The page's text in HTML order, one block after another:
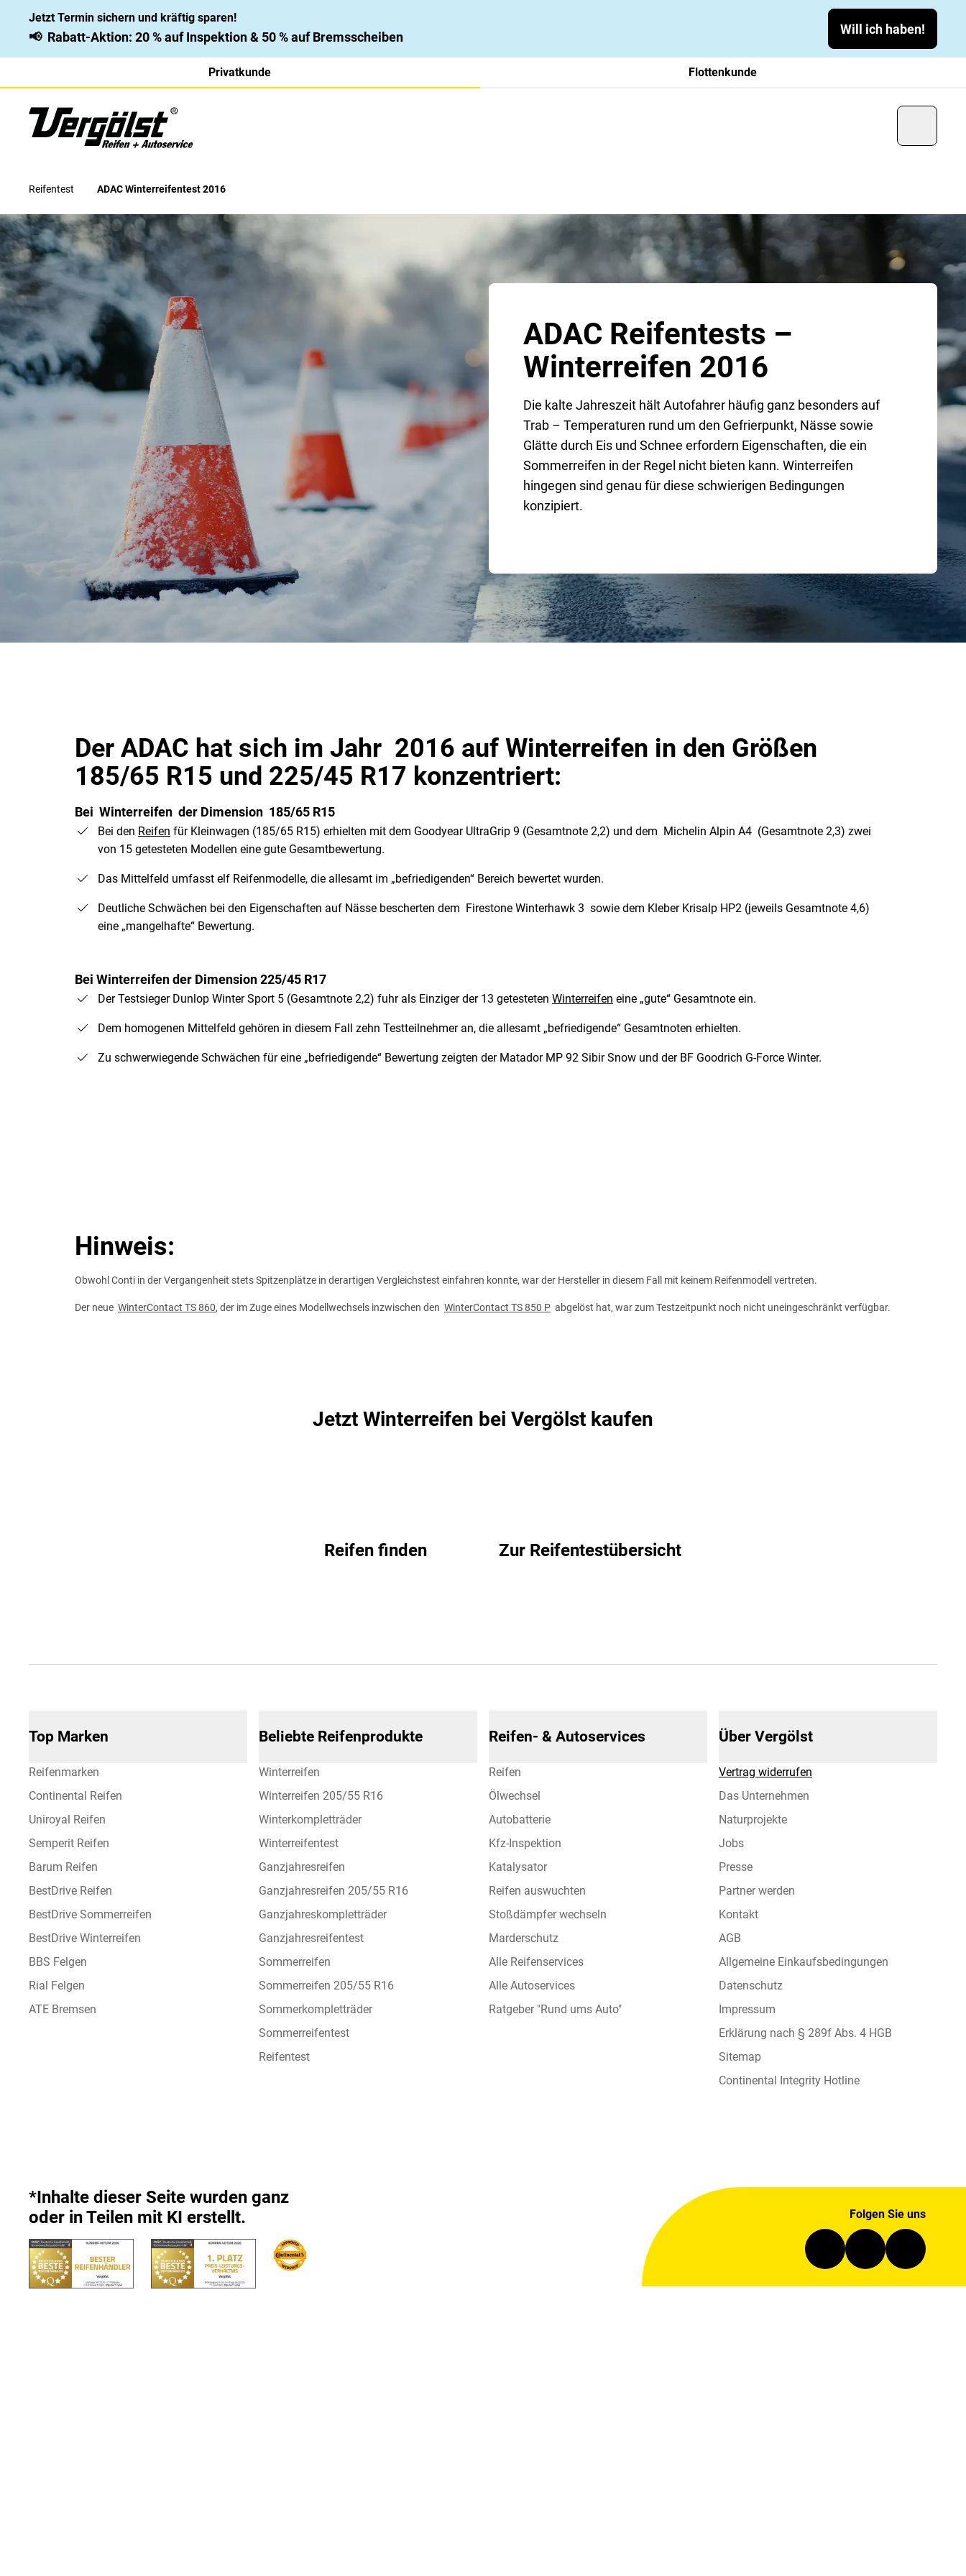
Jetzt Termin sichern und kräftig sparen!
📢 Rabatt-Aktion: 20 % auf Inspektion & 50 % auf Bremsscheiben
Will ich haben!
Privatkunde Flottenkunde
Reifentest ADAC Winterreifentest 2016
ADAC Reifentests –
Winterreifen 2016
Die kalte Jahreszeit hält Autofahrer häufig ganz besonders auf
Trab – Temperaturen rund um den Gefrierpunkt, Nässe sowie
Glätte durch Eis und Schnee erfordern Eigenschaften, die ein
Sommerreifen in der Regel nicht bieten kann. Winterreifen
hingegen sind genau für diese schwierigen Bedingungen
konzipiert.
Der ADAC hat sich im Jahr 2016 auf Winterreifen in den Größen
185/65 R15 und 225/45 R17 konzentriert:
Bei Winterreifen der Dimension 185/65 R15
Bei den Reifen für Kleinwagen (185/65 R15) erhielten mit dem Goodyear UltraGrip 9 (Gesamtnote 2,2) und dem Michelin Alpin A4 (Gesamtnote 2,3) zwei
von 15 getesteten Modellen eine gute Gesamtbewertung.
Das Mittelfeld umfasst elf Reifenmodelle, die allesamt im „befriedigenden“ Bereich bewertet wurden.
Deutliche Schwächen bei den Eigenschaften auf Nässe bescherten dem Firestone Winterhawk 3 sowie dem Kleber Krisalp HP2 (jeweils Gesamtnote 4,6)
eine „mangelhafte“ Bewertung.
Bei Winterreifen der Dimension 225/45 R17
Der Testsieger Dunlop Winter Sport 5 (Gesamtnote 2,2) fuhr als Einziger der 13 getesteten Winterreifen eine „gute“ Gesamtnote ein.
Dem homogenen Mittelfeld gehören in diesem Fall zehn Testteilnehmer an, die allesamt „befriedigende“ Gesamtnoten erhielten.
Zu schwerwiegende Schwächen für eine „befriedigende“ Bewertung zeigten der Matador MP 92 Sibir Snow und der BF Goodrich G-Force Winter.
Hinweis:
Obwohl Conti in der Vergangenheit stets Spitzenplätze in derartigen Vergleichstest einfahren konnte, war der Hersteller in diesem Fall mit keinem Reifenmodell vertreten.
Der neue WinterContact TS 860, der im Zuge eines Modellwechsels inzwischen den WinterContact TS 850 P abgelöst hat, war zum Testzeitpunkt noch nicht uneingeschränkt verfügbar.
Jetzt Winterreifen bei Vergölst kaufen
Reifen finden Zur Reifentestübersicht
Top Marken
Reifenmarken
Continental Reifen
Uniroyal Reifen
Semperit Reifen
Barum Reifen
BestDrive Reifen
BestDrive Sommerreifen
BestDrive Winterreifen
BBS Felgen
Rial Felgen
ATE Bremsen
Beliebte Reifenprodukte
Winterreifen
Winterreifen 205/55 R16
Winterkompletträder
Winterreifentest
Ganzjahresreifen
Ganzjahresreifen 205/55 R16
Ganzjahreskompletträder
Ganzjahresreifentest
Sommerreifen
Sommerreifen 205/55 R16
Sommerkompletträder
Sommerreifentest
Reifentest
Reifen- & Autoservices
Reifen
Ölwechsel
Autobatterie
Kfz-Inspektion
Katalysator
Reifen auswuchten
Stoßdämpfer wechseln
Marderschutz
Alle Reifenservices
Alle Autoservices
Ratgeber "Rund ums Auto"
Über Vergölst
Vertrag widerrufen
Das Unternehmen
Naturprojekte
Jobs
Presse
Partner werden
Kontakt
AGB
Allgemeine Einkaufsbedingungen
Datenschutz
Impressum
Erklärung nach § 289f Abs. 4 HGB
Sitemap
Continental Integrity Hotline
*Inhalte dieser Seite wurden ganz
oder in Teilen mit KI erstellt.
Folgen Sie uns